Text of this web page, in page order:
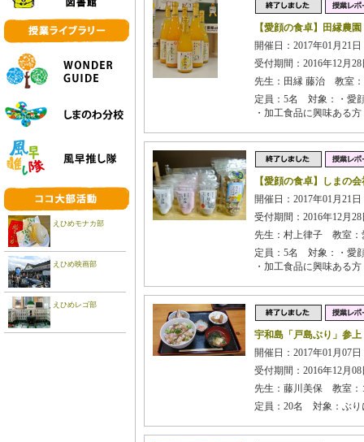
えひめモナカ部
えひめ映画部
えひめレゴ部
【愛顔の食卓】田縁農園
開催日：2017年01月21
受付期間：2016年12月
先生：田縁 藤治 教室
定員：5名 対象：・愛
・加工食品に興味ある方
【愛顔の食卓】しまの会
開催日：2017年01月21
受付期間：2016年12月
先生：村上律子 教室：
定員：5名 対象：・愛
・加工食品に興味ある方
宇和島「戸島ぶり」参上
開催日：2017年01月07
受付期間：2016年12月
先生：藤川美保 教室：
定員：20名 対象：ぶり